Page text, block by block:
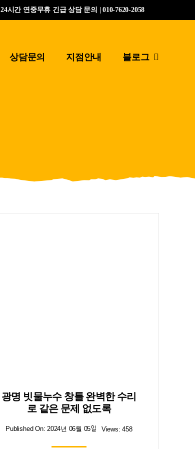
24시간 연중무휴 긴급 상담 문의 | 010-7620-2058
상담문의 지점안내 블로그
광명 빗물누수 창틀 완벽한 수리
로 같은 문제 없도록
Published On: 2024년 06월 05일 Views: 458